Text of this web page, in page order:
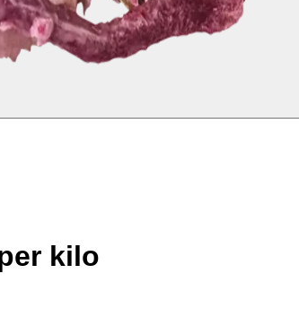
kilo